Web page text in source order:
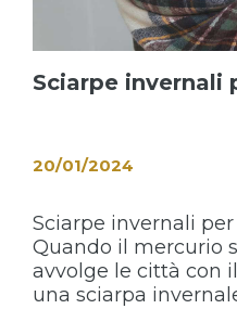
Sciarpe invernali
20/01/2024
Sciarpe invernali
Quando il mercurio
avvolge le città con
una sciarpa